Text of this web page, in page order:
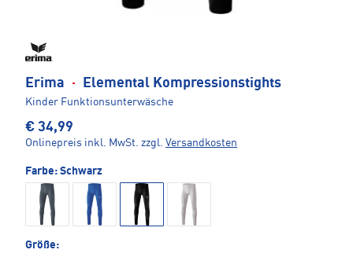
Erima · Elemental Kompressionstights
Kinder Funktionsunterwäsche
€ 34,99
Onlinepreis inkl. MwSt. zzgl. Versandkosten
Farbe: Schwarz
Größe: